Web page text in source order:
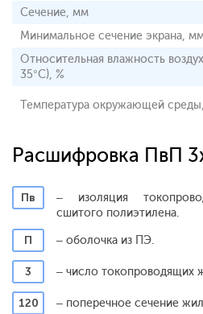
Сечение, мм
Минимальное сечение экрана,
Относительная влажность
35°С), %
Температура окружающей
Расшифровка ПвП
Пв
– изоляция
сшитого полиэтилена.
П
– оболочка из ПЭ.
3 – число токопроводящих
120 – поперечное сечение